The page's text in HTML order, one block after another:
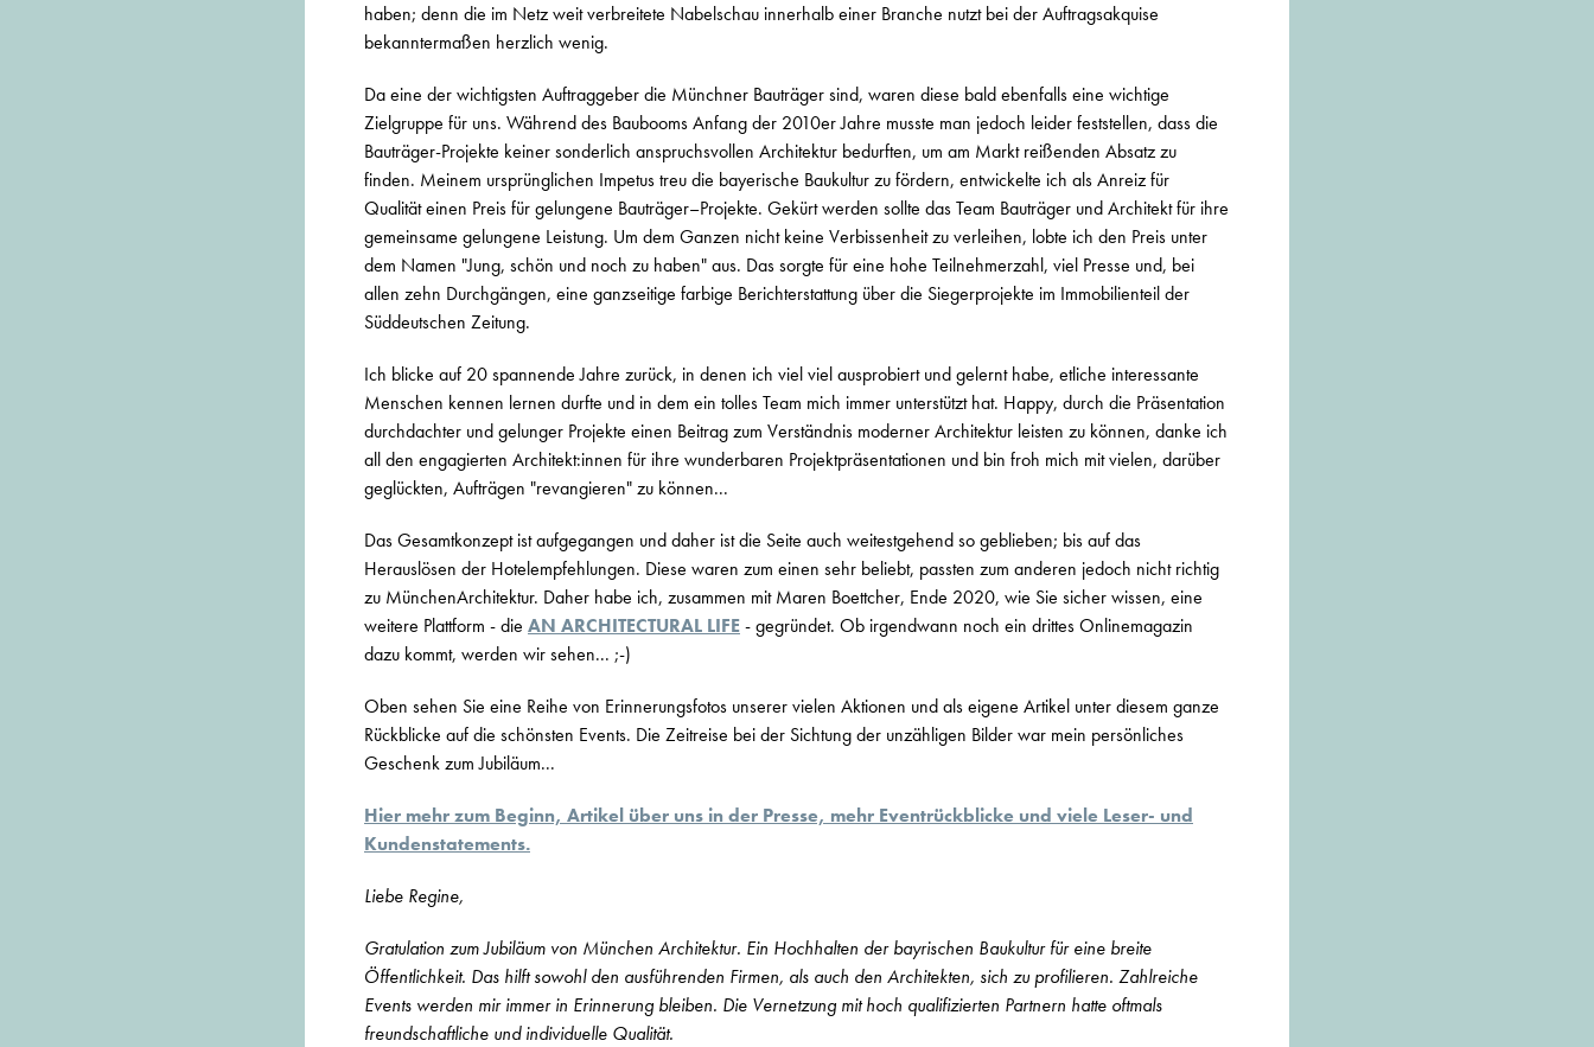
haben; denn die im Netz weit verbreitete Nabelschau innerhalb einer Branche nutzt bei der Auftragsakquise
bekanntermaßen herzlich wenig.
Da eine der wichtigsten Auftraggeber die Münchner Bauträger sind, waren diese bald ebenfalls eine wichtige
Zielgruppe für uns. Während des Baubooms Anfang der 2010er Jahre musste man jedoch leider feststellen, dass die
Bauträger-Projekte keiner sonderlich anspruchsvollen Architektur bedurften, um am Markt reißenden Absatz zu
finden. Meinem ursprünglichen Impetus treu die bayerische Baukultur zu fördern, entwickelte ich als Anreiz für
Qualität einen Preis für gelungene Bauträger–Projekte. Gekürt werden sollte das Team Bauträger und Architekt für ihre
gemeinsame gelungene Leistung. Um dem Ganzen nicht keine Verbissenheit zu verleihen, lobte ich den Preis unter
dem Namen "Jung, schön und noch zu haben" aus. Das sorgte für eine hohe Teilnehmerzahl, viel Presse und, bei
allen zehn Durchgängen, eine ganzseitige farbige Berichterstattung über die Siegerprojekte im Immobilienteil der
Süddeutschen Zeitung.
Ich blicke auf 20 spannende Jahre zurück, in denen ich viel viel ausprobiert und gelernt habe, etliche interessante
Menschen kennen lernen durfte und in dem ein tolles Team mich immer unterstützt hat. Happy, durch die Präsentation
durchdachter und gelunger Projekte einen Beitrag zum Verständnis moderner Architektur leisten zu können, danke ich
all den engagierten Architekt:innen für ihre wunderbaren Projektpräsentationen und bin froh mich mit vielen, darüber
geglückten, Aufträgen "revangieren" zu können...
Das Gesamtkonzept ist aufgegangen und daher ist die Seite auch weitestgehend so geblieben; bis auf das
Herauslösen der Hotelempfehlungen. Diese waren zum einen sehr beliebt, passten zum anderen jedoch nicht richtig
zu MünchenArchitektur. Daher habe ich, zusammen mit Maren Boettcher, Ende 2020, wie Sie sicher wissen, eine
weitere Plattform - die AN ARCHITECTURAL LIFE- gegründet. Ob irgendwann noch ein drittes Onlinemagazin
dazu kommt, werden wir sehen... ;-)
Oben sehen Sie eine Reihe von Erinnerungsfotos unserer vielen Aktionen und als eigene Artikel unter diesem ganze
Rückblicke auf die schönsten Events. Die Zeitreise bei der Sichtung der unzähligen Bilder war mein persönliches
Geschenk zum Jubiläum...
Hier mehr zum Beginn, Artikel über uns in der Presse, mehr Eventrückblicke und viele Leser- und
Kundenstatements.
Liebe Regine,
Gratulation zum Jubiläum von München Architektur. Ein Hochhalten der bayrischen Baukultur für eine breite
Öffentlichkeit. Das hilft sowohl den ausführenden Firmen, als auch den Architekten, sich zu profilieren. Zahlreiche
Events werden mir immer in Erinnerung bleiben. Die Vernetzung mit hoch qualifizierten Partnern hatte oftmals
freundschaftliche und individuelle Qualität.